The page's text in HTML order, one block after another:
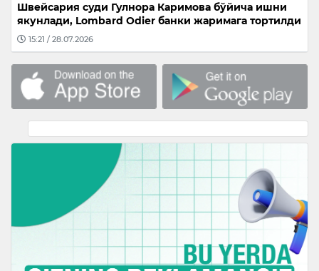
Швейсария суди Гулнора Каримова бўйича ишни
якунлади, Lombard Odier банки жаримага тортилди
15:21 / 28.07.2026